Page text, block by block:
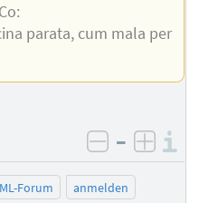
parata, cum mala per
negativ
–
Forum
anmelden